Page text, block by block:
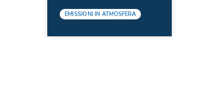
EMISSIONI IN ATMOSFERA